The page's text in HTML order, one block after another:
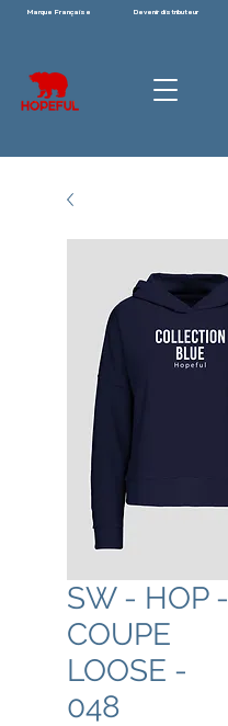
Marque Française Devenir distributeur
SW - HOP -
COUPE
LOOSE -
048